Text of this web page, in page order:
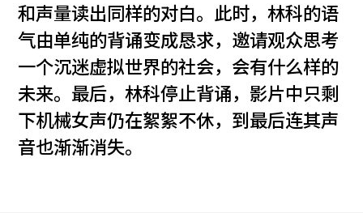
和声量读出同样的对白。此时，林科的语
气由单纯的背诵变成恳求，邀请观众思考
一个沉迷虚拟世界的社会，会有什么样的
未来。最后，林科停止背诵，影片中只剩
下机械女声仍在絮絮不休，到最后连其声
音也渐渐消失。